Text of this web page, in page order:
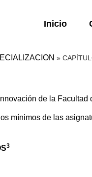
Inicio
»
de la Facultad
mínimos de las
3